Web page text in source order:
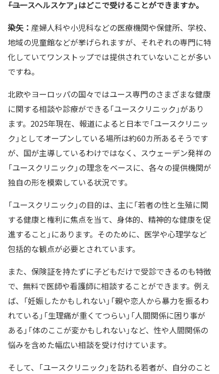
――「ユースヘルスケア」はどこで受けることができますか。
染矢： 産婦人科や小児科などの医療機関や保健所、学校、
地域の児童館などが挙げられますが、それぞれの専門に特
化していてワンストップでは提供されていないことが多い
ですね。
北欧やヨーロッパの国々ではユース専門のさまざまな健康
に関する相談や診療ができる「ユースクリニック」があり
ます。2025年現在、報道によると日本で「ユースクリニッ
ク」としてオープンしている場所は約60カ所あるそうです
が、国が主導しているわけではなく、スウェーデン発祥の
「ユースクリニック」の理念をベースに、各々の提供機関が
独自の形を模索している状況です。
「ユースクリニック」の目的は、主に「若者の性と生殖に関
する健康と権利に焦点を当て、身体的、精神的な健康を促
進すること」にあります。そのために、医学や心理学など
包括的な観点が必要とされています。
また、保険証を持たずに子どもだけで受診できるのも特徴
で、無料で医師や看護師に相談することができます。例え
ば、「妊娠したかもしれない」「親や恋人から暴力を振るわ
れている」「生理痛が重くてつらい」「人間関係に困り事が
ある」「体のここが変かもしれない」など、性や人間関係の
悩みを含めた幅広い相談を受け付けています。
そして、「ユースクリニック」を訪れる若者が、自分のこと